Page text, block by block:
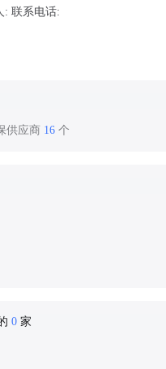
: 联系电话:
供应商 16 个
0 家